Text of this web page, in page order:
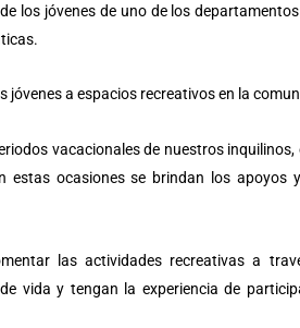
los jóvenes de uno de los
jóvenes a espacios recreativos en la
vacacionales de nuestros inquilinos,
estas ocasiones se brindan los apoyos
las actividades recreativas a
vida y tengan la experiencia de